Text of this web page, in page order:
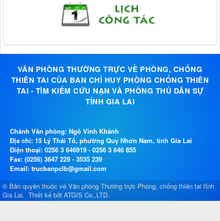
VĂN PHÒNG THƯỜNG TRỰC VỀ PHÒNG, CHỐNG
THIÊN TAI CỦA BAN CHỈ HUY PHÒNG CHỐNG THIÊN
TAI - TÌM KIẾM CỨU NẠN VÀ PHÒNG THỦ DÂN SỰ
TỈNH GIA LAI
Chánh Văn phòng: Ngô Vĩnh Khánh
Địa chỉ: 15 Lý Thái Tổ, phường Quy Nhơn Nam, tỉnh Gia Lai
Điện thoại: 0256 3 646919 - 0256 3 646 855
Fax: (0256) 3647 229 - 3535 239
Email: trucbanpclb@gmail.com
© Bản quyền thuộc về Văn phòng Thường trực Phòng, chống thiên tai tỉnh
Gia Lai. Thiết kế bởi ATGIS Co.,LTD.